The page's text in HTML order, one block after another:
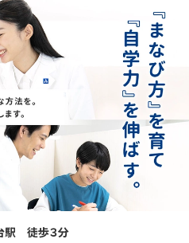
駅　徒歩３分